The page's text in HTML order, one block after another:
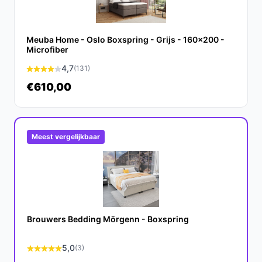
Gemaakt van katoen en koudschuim,
wat zorgt voor een ademend en comfortabel
Veelgestelde vragen
Hoe lang gaat dit product mee?
BSS Bedding Fluffy boxspring gemiddeld 10-15 jaar
mee.
Is dit geschikt voor zwaardere personen?
Ja, met een maximaal belastbaar gewicht van 290 kg is
deze boxspring zeer geschikt voor zwaardere personen
Wat zijn de belangrijkste verschillen met andere
Meuba Home - Oslo Boxspring - Grijs - 160x200 -
Microfiber
4,7(131)
€610,00
Meest vergelijkbaar
Brouwers Bedding Mörgenn - Boxspring
5,0(3)